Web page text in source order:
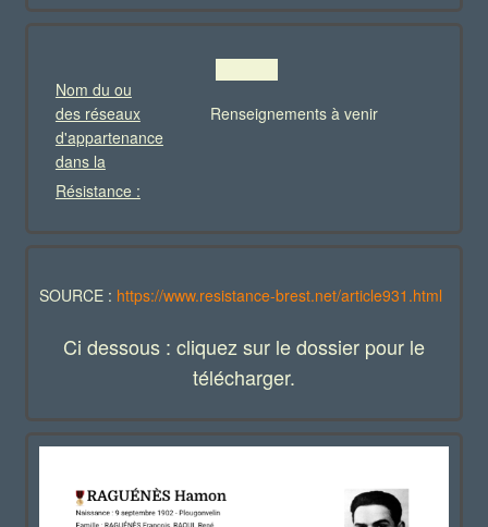
Nom du ou
des réseaux
d'appartenance
dans la
Résistance :
Renseignements à venir
SOURCE : https://www.resistance-brest.net/article931.html
Ci dessous : cliquez sur le dossier pour le
télécharger.